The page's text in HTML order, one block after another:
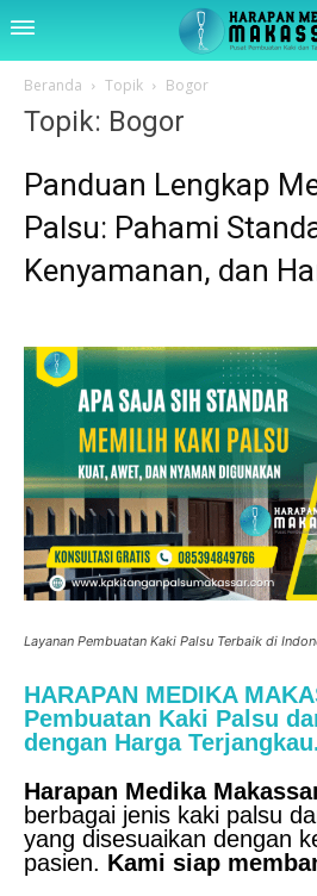
Beranda Topik Bogor
Topik: Bogor
Panduan Lengkap
Palsu: Pahami
Kenyamanan, dan
Layanan Pembuatan Kaki Palsu Terbaik di
HARAPAN MEDIKA
Pembuatan Kaki Palsu
dengan Harga
Harapan Medika
berbagai jenis kaki palsu
yang disesuaikan dengan
pasien. Kami siap